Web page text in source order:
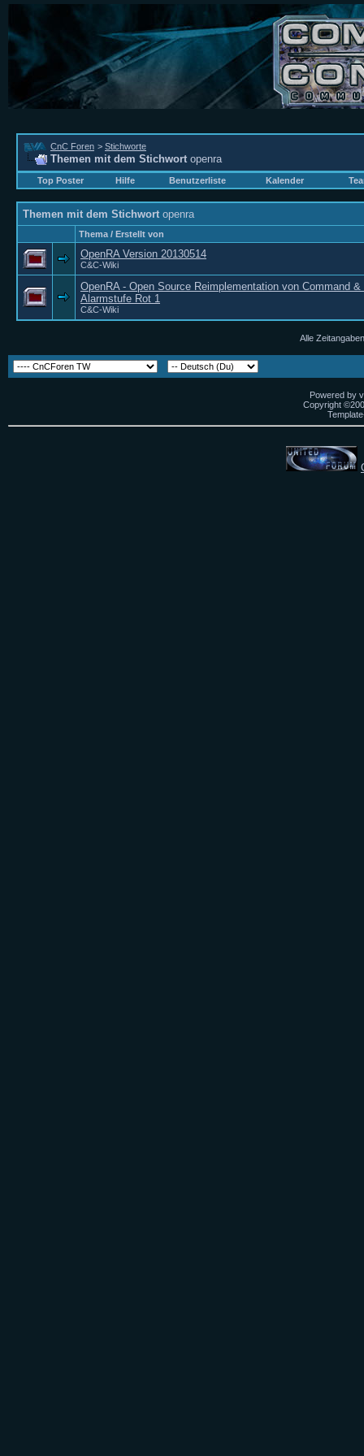
CnC Foren > Stichworte
Themen mit dem Stichwort openra
Top Poster Hilfe Benutzerliste Kalender
Themen mit dem Stichwort openra
Thema / Erstellt von
OpenRA Version 20130514
C&C-Wiki
OpenRA - Open Source Reimplementation von Command &
Alarmstufe Rot 1
C&C-Wiki
Alle
Powered by
Copyright